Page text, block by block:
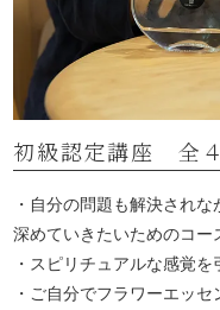
初級認定講座 全
・自分の問題も解決され
深めていきたいためのコー
・スピリチュアルな感覚を
・ご自分でフラワーエッ